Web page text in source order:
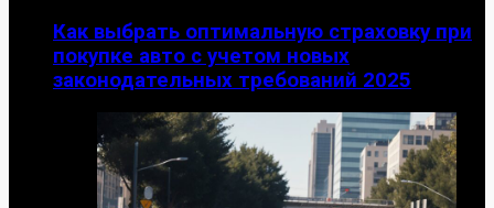
Как выбрать оптимальную страховку при
покупке авто с учетом новых
законодательных требований 2025